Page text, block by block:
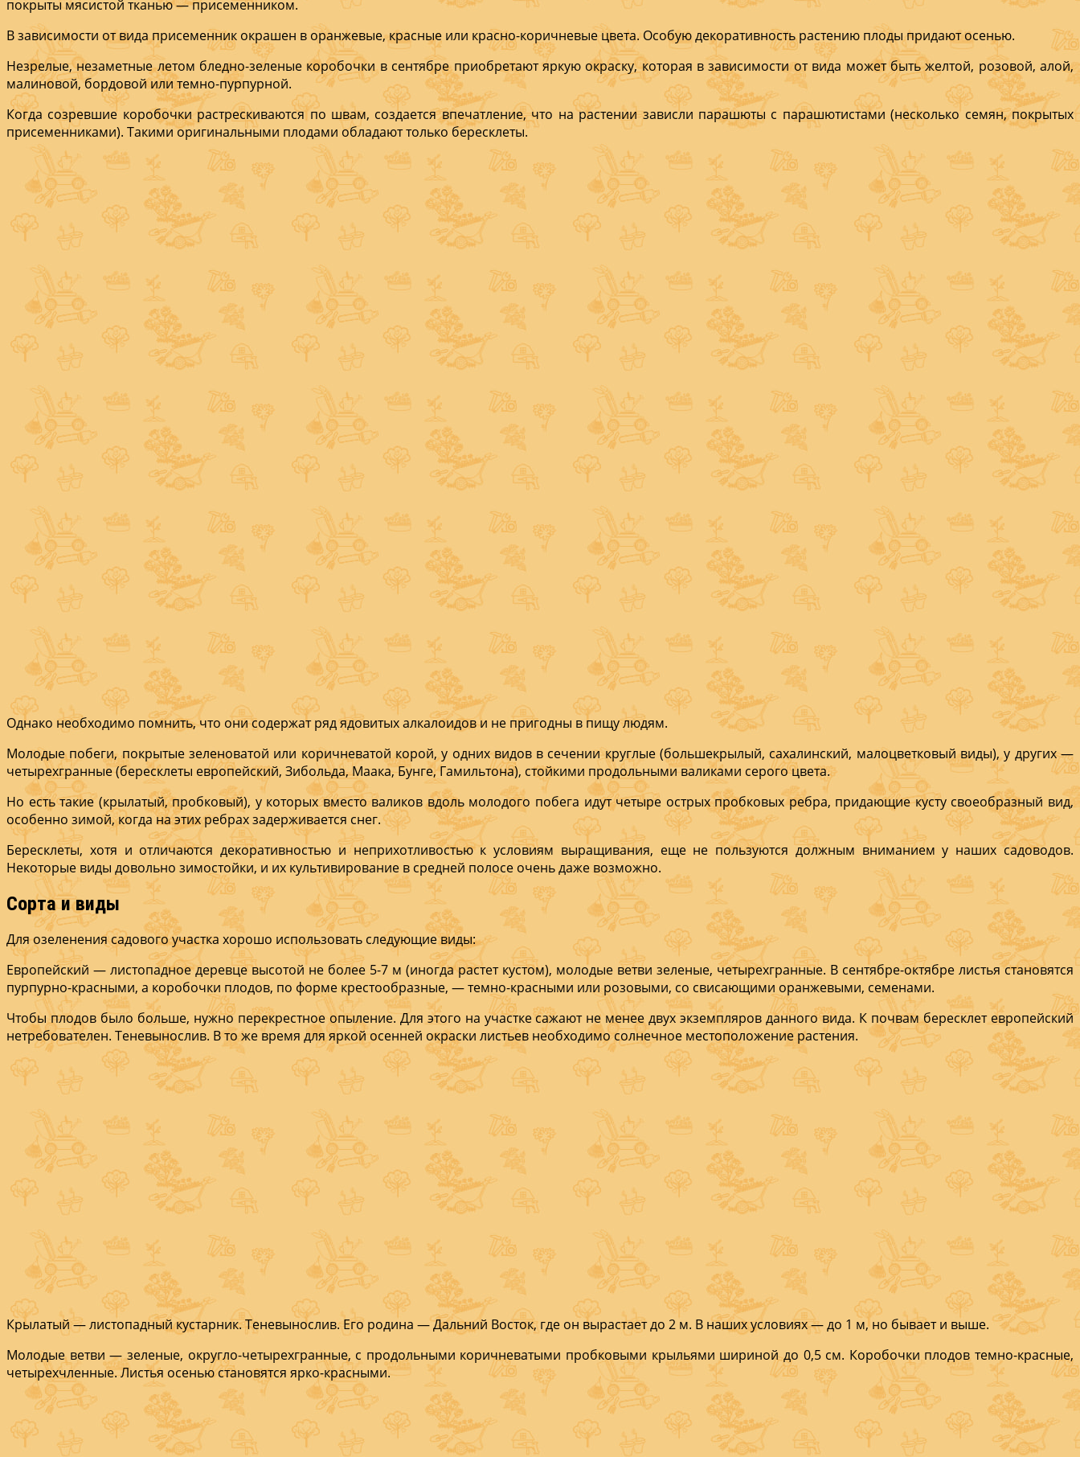
покрыты мяси­стой тканью — присеменником.
В за­висимости от ви­да присеменник окрашен в оранжевые, красные или красно-коричневые цвета. Особую декоративность растению плоды придают осенью.
Незрелые, незаметные ле­том бледно-зеленые ко­робочки в сентябре при­обретают яркую окраску, которая в зависимости от вида может быть желтой, розовой, алой,
малиновой, бордовой или темно-пур­пурной.
Когда созревшие коробочки растрескива­ются по швам, создается впечатление, что на растении зависли парашю­ты с парашютистами (не­сколько семян, покрытых
присеменниками). Таки­ми оригинальными пло­дами обладают только бе­ресклеты.
Однако необхо­димо помнить, что они со­держат ряд ядовитых ал­калоидов и не пригодны в пищу людям.
Молодые побеги, покрытые зеле­новатой или коричнева­той корой, у одних видов в сечении круглые (большекрылый, сахалинский, малоцвет­ковый виды), у других —
четы­рехгранные (бересклеты европейский, Зибольда, Маака, Бунге, Гамильто­на), стойкими продольны­ми валиками серого цвета.
Но есть такие (крылатый, пробковый), у которых вместо валиков вдоль молодого побега идут четыре острых проб­ковых ребра, придающие кусту своеобразный вид,
особенно зимой, когда на этих ребрах задерживает­ся снег.
Бересклеты, хотя и от­личаются декоратив­ностью и непри­хотливостью к условиям выращива­ния, еще не пользуют­ся долж­ным вни­манием у наших садоводов.
Некоторые виды довольно зимостойки, и их культивирование в средней полосе очень даже возможно.
Сорта и виды
Для озеленения садового участка хоро­шо использовать следую­щие виды:
Европей­ский — листопадное де­ревце высотой не более 5-7 м (иногда растет кустом), молодые ветви зеленые, четырехгранные. В сентя­бре-октябре листья ста­новятся
пурпурно-красны­ми, а коробочки плодов, по форме крестообразные, — темно-красными или ро­зовыми, со свисающими оранжевыми, семенами.
Чтобы плодов было боль­ше, нужно перекрестное опыление. Для этого на участке сажают не менее двух экземпляров данного вида. К почвам бересклет европейский
нетребователен. Теневынослив. В то же время для яркой осенней окраски листьев необходимо солнечное местоположение растения.
Крылатый — листопадный кустарник. Теневынослив. Его роди­на — Дальний Восток, где он вырастает до 2 м. В на­ших условиях — до 1 м, но бывает и выше.
Молодые ветви — зеленые, округло-четырехгранные, с про­дольными коричневатыми пробковыми крыльями ши­риной до 0,5 см. Коробоч­ки плодов темно-красные,
четырехчленные. Листья осенью становятся ярко-красными.